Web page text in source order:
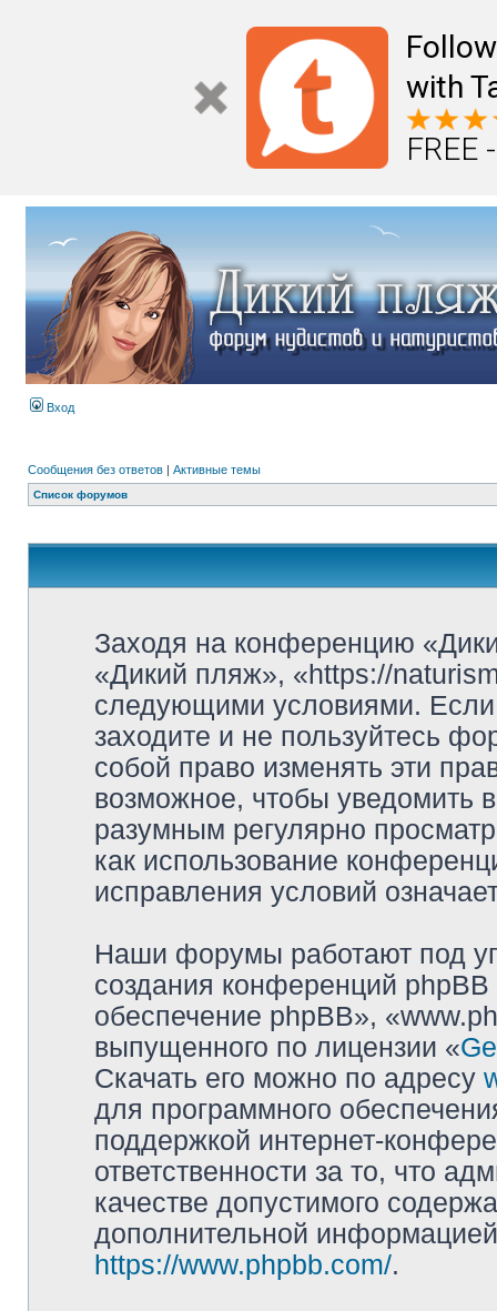
with
FREE
Вход
Сообщения без ответов | Активные темы
Список форумов
Заходя на конференцию
«Дикий пляж», «https://
следующими условиями.
заходите и не пользуйтесь
собой право изменять эти
возможное, чтобы уведомить
разумным регулярно
как использование
исправления условий
Наши форумы работают под
создания конференций
обеспечение phpBB»,
выпущенного по лицензии «
Скачать его можно по адресу
для программного
поддержкой интернет-
ответственности за то, что
качестве допустимого
дополнительной
https://www.phpbb.com/.